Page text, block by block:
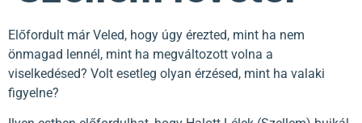
Előfordult már Veled, hogy úgy érezted, mint ha nem
önmagad lennél, mint ha megváltozott volna a
viselkedésed? Volt esetleg olyan érzésed, mint ha valaki
figyelne?